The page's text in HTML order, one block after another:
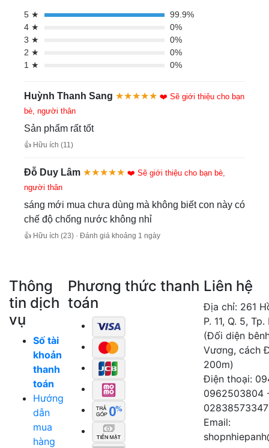
5 ★
99.9%
4 ★
0%
3 ★
0%
2 ★
0%
1 ★
0%
Huỳnh Thanh Sang ★★★★★ ❤️ Sẽ giới thiệu cho bạn
bè, người thân
Sản phẩm rất tốt
👍 Hữu ích (11)
Đỗ Duy Lâm ★★★★★ ❤️ Sẽ giới thiệu cho bạn bè,
người thân
sáng mới mua chưa dùng mà không biết con này có
chế độ chống nước không nhỉ
👍 Hữu ích (23) · Đánh giá khoảng 1 ngày
Thông
tin dịch
vụ
Số tài
khoản
thanh
toán
Hướng
dẫn
mua
hàng
Phương thức thanh
toán
Liên hệ
Địa chỉ: 261
P. 11, Q. 5,
(Đối diện
Vương, cách
200m)
Điện thoại:
0962503804
02838573347
Email: